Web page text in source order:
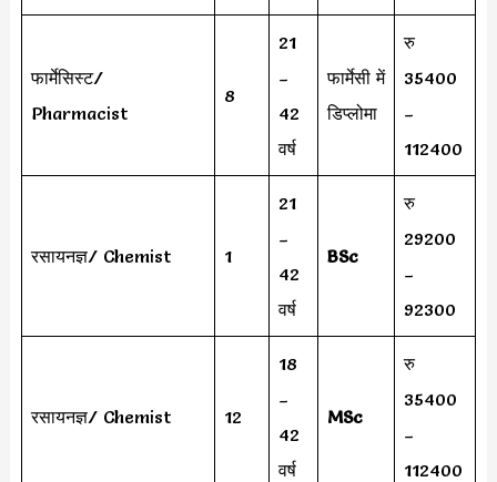
फार्मेसिस्ट/
Pharmacist
8
21
–
42
वर्ष
फार्मेसी में
डिप्लोमा
रु
35400
–
112400
रसायनज्ञ/ Chemist 1
21
–
42
वर्ष
BSc
रु
29200
–
92300
रसायनज्ञ/ Chemist 12
18
–
42
वर्ष
MSc
रु
35400
–
112400